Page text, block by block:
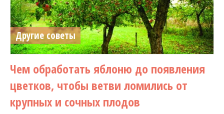
Другие советы
Чем обработать яблоню до появления
цветков, чтобы ветви ломились от
крупных и сочных плодов